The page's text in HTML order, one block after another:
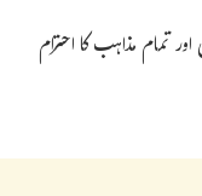
تمام مذاہب کا احترام